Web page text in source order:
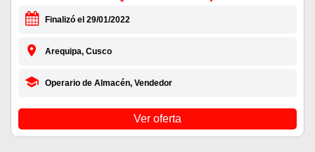
Finalizó el 29/01/2022
Arequipa, Cusco
Operario de Almacén, Vendedor
Ver oferta